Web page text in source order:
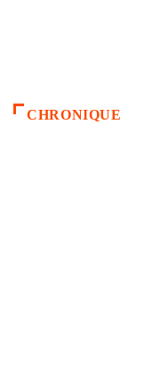
CHRONIQUE